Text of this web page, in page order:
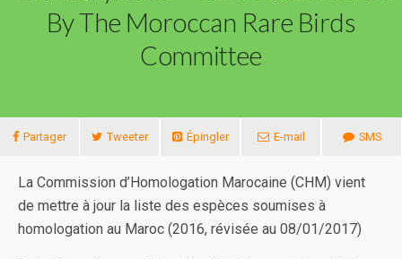
By The Moroccan Rare Birds
Committee
Partager Tweeter Épingler E-mail SMS
La Commission d’Homologation Marocaine (CHM) vient
de mettre à jour la liste des espèces soumises à
homologation au Maroc (2016, révisée au 08/01/2017)